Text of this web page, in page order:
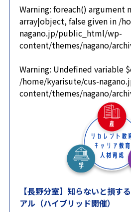
Warning: foreach() argument
array|object, false given in /
nagano.jp/public_html/wp-
content/themes/nagano/
Warning: Undefined variable
/home/kyarisute/cus-
content/themes/nagano/
【長野分室】知らないと損す
アル（ハイブリッド開催）